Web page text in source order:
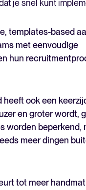
je snel kunt
templates-based
met eenvoudige
hun
heeft ook een
en groter wordt,
worden beperkend,
meer dingen
tot meer